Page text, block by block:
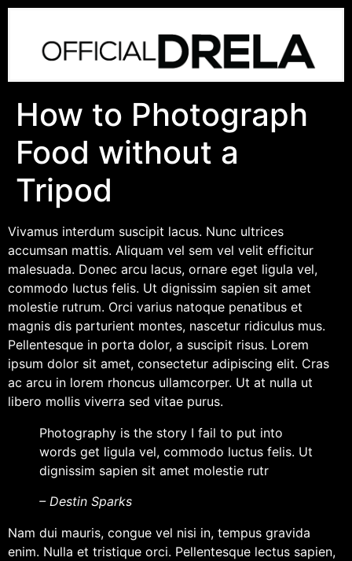
How to Photograph
Food without a
Tripod
Vivamus interdum suscipit lacus. Nunc ultrices
accumsan mattis. Aliquam vel sem vel velit efficitur
malesuada. Donec arcu lacus, ornare eget ligula vel,
commodo luctus felis. Ut dignissim sapien sit amet
molestie rutrum. Orci varius natoque penatibus et
magnis dis parturient montes, nascetur ridiculus mus.
Pellentesque in porta dolor, a suscipit risus. Lorem
ipsum dolor sit amet, consectetur adipiscing elit. Cras
ac arcu in lorem rhoncus ullamcorper. Ut at nulla ut
libero mollis viverra sed vitae purus.
Photography is the story I fail to put into
words get ligula vel, commodo luctus felis. Ut
dignissim sapien sit amet molestie rutr
– Destin Sparks
Nam dui mauris, congue vel nisi in, tempus gravida
enim. Nulla et tristique orci. Pellentesque lectus sapien,